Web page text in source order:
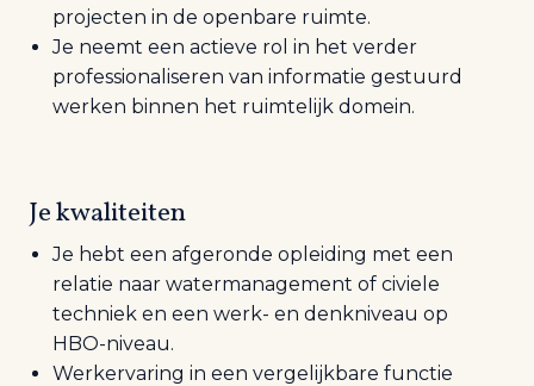
projecten in de openbare ruimte.
Je neemt een actieve rol in het verder
professionaliseren van informatie gestuurd
werken binnen het ruimtelijk domein.
Je kwaliteiten
Je hebt een afgeronde opleiding met een
relatie naar watermanagement of civiele
techniek en een werk- en denkniveau op
HBO-niveau.
Werkervaring in een vergelijkbare functie